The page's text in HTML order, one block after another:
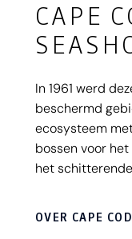
CAPE
In 1961 werd
beschermd
ecosysteem
bossen voor
het
OVER CAPE